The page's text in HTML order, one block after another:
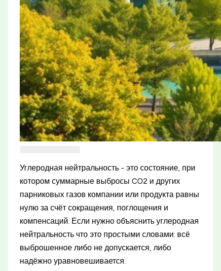
Углеродная нейтральность - это состояние, при
котором суммарные выбросы CO2 и других
парниковых газов компании или продукта равны
нулю за счёт сокращения, поглощения и
компенсаций. Если нужно объяснить углеродная
нейтральность что это простыми словами: всё
выброшенное либо не допускается, либо
надёжно уравновешивается.